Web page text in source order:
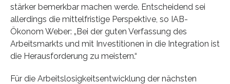
stärker bemerkbar machen werde. Entscheidend sei
allerdings die mittelfristige Perspektive, so IAB-
Ökonom Weber: „Bei der guten Verfassung des
Arbeitsmarkts und mit Investitionen in die Integration ist
die Herausforderung zu meistern.“
Für die Arbeitslosigkeitsentwicklung der nächsten